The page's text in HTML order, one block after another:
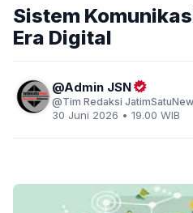
Sistem
Era Digital
Admin JSN
Tim Redaksi
30 Juni 2026 • 19.00 WIB